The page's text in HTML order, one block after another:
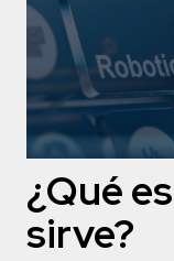
¿Qué
sirve?